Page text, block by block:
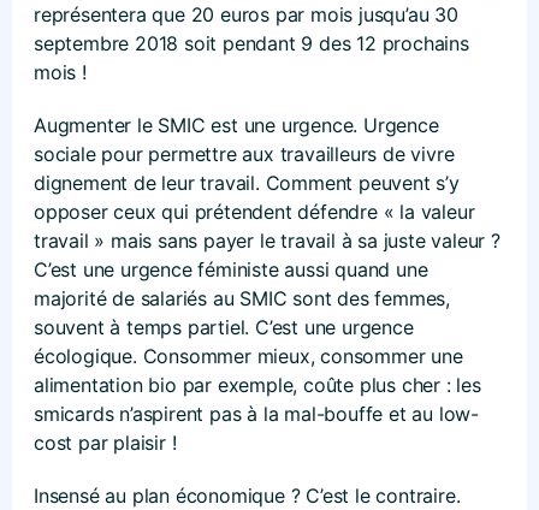
représentera que 20 euros par mois jusqu’au 30
septembre 2018 soit pendant 9 des 12 prochains
mois !
Augmenter le SMIC est une urgence. Urgence
sociale pour permettre aux travailleurs de vivre
dignement de leur travail. Comment peuvent s’y
opposer ceux qui prétendent défendre « la valeur
travail » mais sans payer le travail à sa juste valeur ?
C’est une urgence féministe aussi quand une
majorité de salariés au SMIC sont des femmes,
souvent à temps partiel. C’est une urgence
écologique. Consommer mieux, consommer une
alimentation bio par exemple, coûte plus cher : les
smicards n’aspirent pas à la mal-bouffe et au low-
cost par plaisir !
Insensé au plan économique ? C’est le contraire.